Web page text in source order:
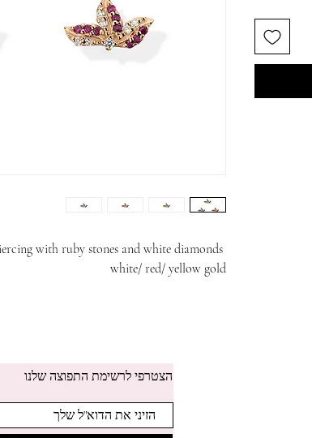
white/ red/ yellow gold
הצטרפי לרשימת התפוצה שלנו